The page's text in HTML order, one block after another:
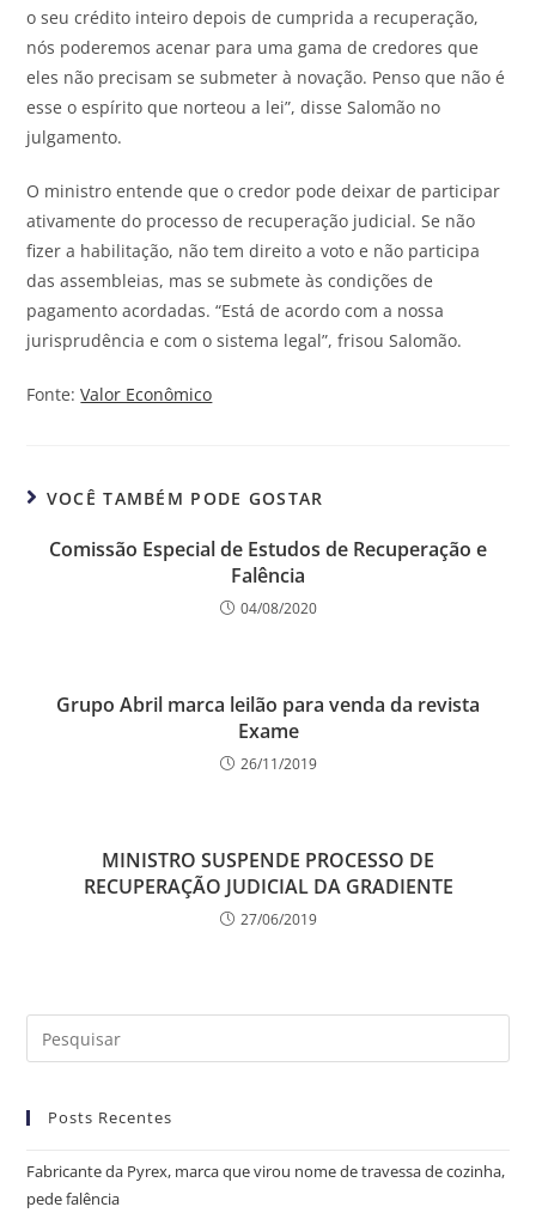
o seu crédito inteiro depois de cumprida a recuperação,
nós poderemos acenar para uma gama de credores que
eles não precisam se submeter à novação. Penso que não é
esse o espírito que norteou a lei”, disse Salomão no
julgamento.
O ministro entende que o credor pode deixar de participar
ativamente do processo de recuperação judicial. Se não
fizer a habilitação, não tem direito a voto e não participa
das assembleias, mas se submete às condições de
pagamento acordadas. “Está de acordo com a nossa
jurisprudência e com o sistema legal”, frisou Salomão.
Fonte:Valor Econômico
VOCÊ TAMBÉM PODE GOSTAR
Comissão Especial de Estudos de Recuperação e
Falência
04/08/2020
Grupo Abril marca leilão para venda da revista
Exame
26/11/2019
MINISTRO SUSPENDE PROCESSO DE
RECUPERAÇÃO JUDICIAL DA GRADIENTE
27/06/2019
Posts Recentes
Fabricante da Pyrex, marca que virou nome de travessa de cozinha,
pede falência